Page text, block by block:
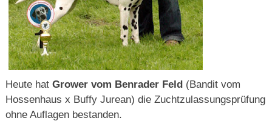
Heute hatGrower vom Benrader Feld (Bandit vom
Hossenhaus x Buffy Jurean) die Zuchtzulassungsprüfung
ohne Auflagen bestanden.